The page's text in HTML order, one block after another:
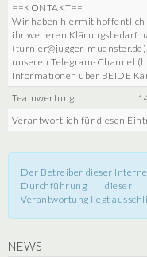
==KONTAKT==
Wir haben hiermit hoffentlich
ihr weiteren Klärungsbedarf
(turnier@jugger-
unseren Telegram-Channel
Informationen über BEIDE
Teamwertung:
Verantwortlich für diesen
Der Betreiber dieser
Durchführung dieser
Verantwortung liegt
NEWS